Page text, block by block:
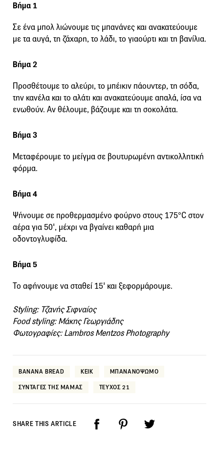
Βήμα 1
Σε ένα μπολ λιώνουμε τις μπανάνες και ανακατεύουμε
με τα αυγά, τη ζάχαρη, το λάδι, το γιαούρτι και τη βανίλια.
Βήμα 2
Προσθέτουμε το αλεύρι, το μπέικιν πάουντερ, τη σόδα,
την κανέλα και το αλάτι και ανακατεύουμε απαλά, ίσα να
ενωθούν. Αν θέλουμε, βάζουμε και τη σοκολάτα.
Βήμα 3
Μεταφέρουμε το μείγμα σε βουτυρωμένη αντικολλητική
φόρμα.
Βήμα 4
Ψήνουμε σε προθερμασμένο φούρνο στους 175°C στον
αέρα για 50', μέχρι να βγαίνει καθαρή μια
οδοντογλυφίδα.
Βήμα 5
Το αφήνουμε να σταθεί 15' και ξεφορμάρουμε.
Styling: Τζανής Σιφναίος
Food styling: Μάκης Γεωργιάδης
Φωτογραφίες: Lambros Mentzos Photography
BANANA BREAD ΚΕΙΚ ΜΠΑΝΑΝΟΨΩΜΟ
ΣΥΝΤΑΓΕΣ ΤΗΣ ΜΑΜΑΣ ΤΕΥΧΟΣ 21
SHARE THIS ARTICLE